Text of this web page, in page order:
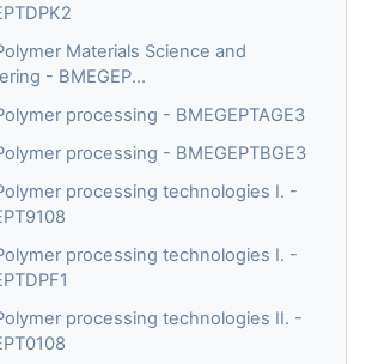
Materials Science and
- BMEGEP...
processing - BMEGEPTAGE3
processing - BMEGEPTBGE3
processing technologies I. -
processing technologies I. -
processing technologies II. -